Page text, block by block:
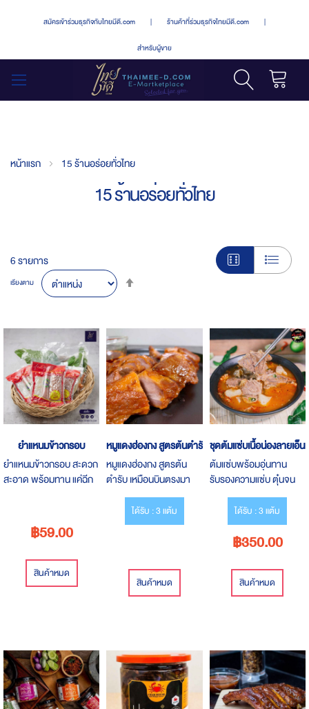
สมัครเข้าร่วมธุรกิจกับไทยมีดี.com | ร้านค้าที่ร่วมธุรกิจไทยมีดี.com |
สำหรับผู้ขาย
หน้าแรก 15 ร้านอร่อยทั่วไทย
15 ร้านอร่อยทั่วไทย
6รายการ
เรียงตาม
ยำแหนมข้าวกรอบ
ยำแหนมข้าวกรอบ สะดวก
สะอาด พร้อมทาน แค่ฉีก
ใหม่ทุกวัน จำหน่ายราคา
ชุดละ 59 บาท น้ำหนัก
150 กรัม
฿59.00
สินค้าหมด
หมูแดงฮ่องกง สูตรต้นตำรับ
หมูแดงฮ่องกง สูตรต้น
ตำรับ เหมือนบินตรงมา
จากฮ่องกง เปิดจอง pre
order หมูแดง ฮ่องกง สูตร
ต้นตำรับจากฮ่องกงแท้ๆ
ได้รับ : 3 แต้ม
สินค้าหมด
ชุดต้มแซ่บเนื้อน่องลายเอ็น
ต้มแซ่บพร้อมอุ่นทาน
รับรองความแซ่บ ตุ๋นจน
เปื่อย ละลายในปาก สด
สะอาด ไม่มีกลิ่นคาว
ได้รับ : 3 แต้ม
฿350.00
สินค้าหมด